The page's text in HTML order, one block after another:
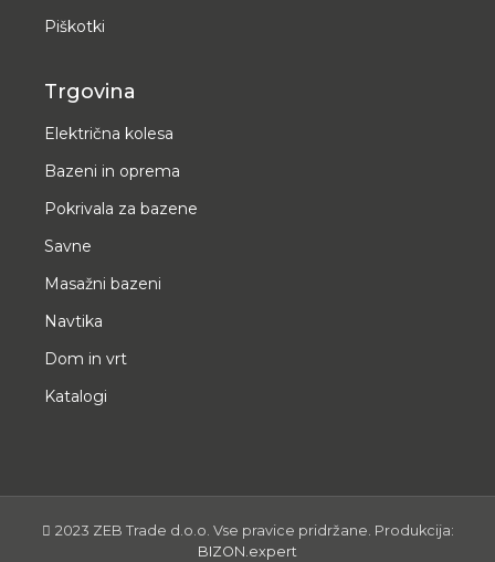
Piškotki
Trgovina
Električna kolesa
Bazeni in oprema
Pokrivala za bazene
Savne
Masažni bazeni
Navtika
Dom in vrt
Katalogi
2023 ZEB Trade d.o.o. Vse pravice pridržane. Produkcija:
BIZON.expert